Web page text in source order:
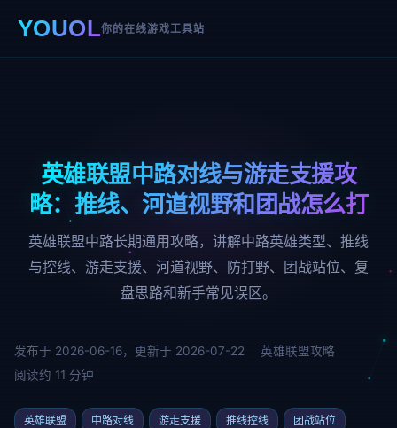
YOUOL你的在线游戏工具站
英雄联盟中路对线与游走支援攻
略：推线、河道视野和团战怎么打
英雄联盟中路长期通用攻略，讲解中路英雄类型、推线
与控线、游走支援、河道视野、防打野、团战站位、复
盘思路和新手常见误区。
发布于 2026-06-16，更新于 2026-07-22
英雄联盟攻略
阅读约 11 分钟
英雄联盟 中路对线 游走支援 推线控线 团战站位